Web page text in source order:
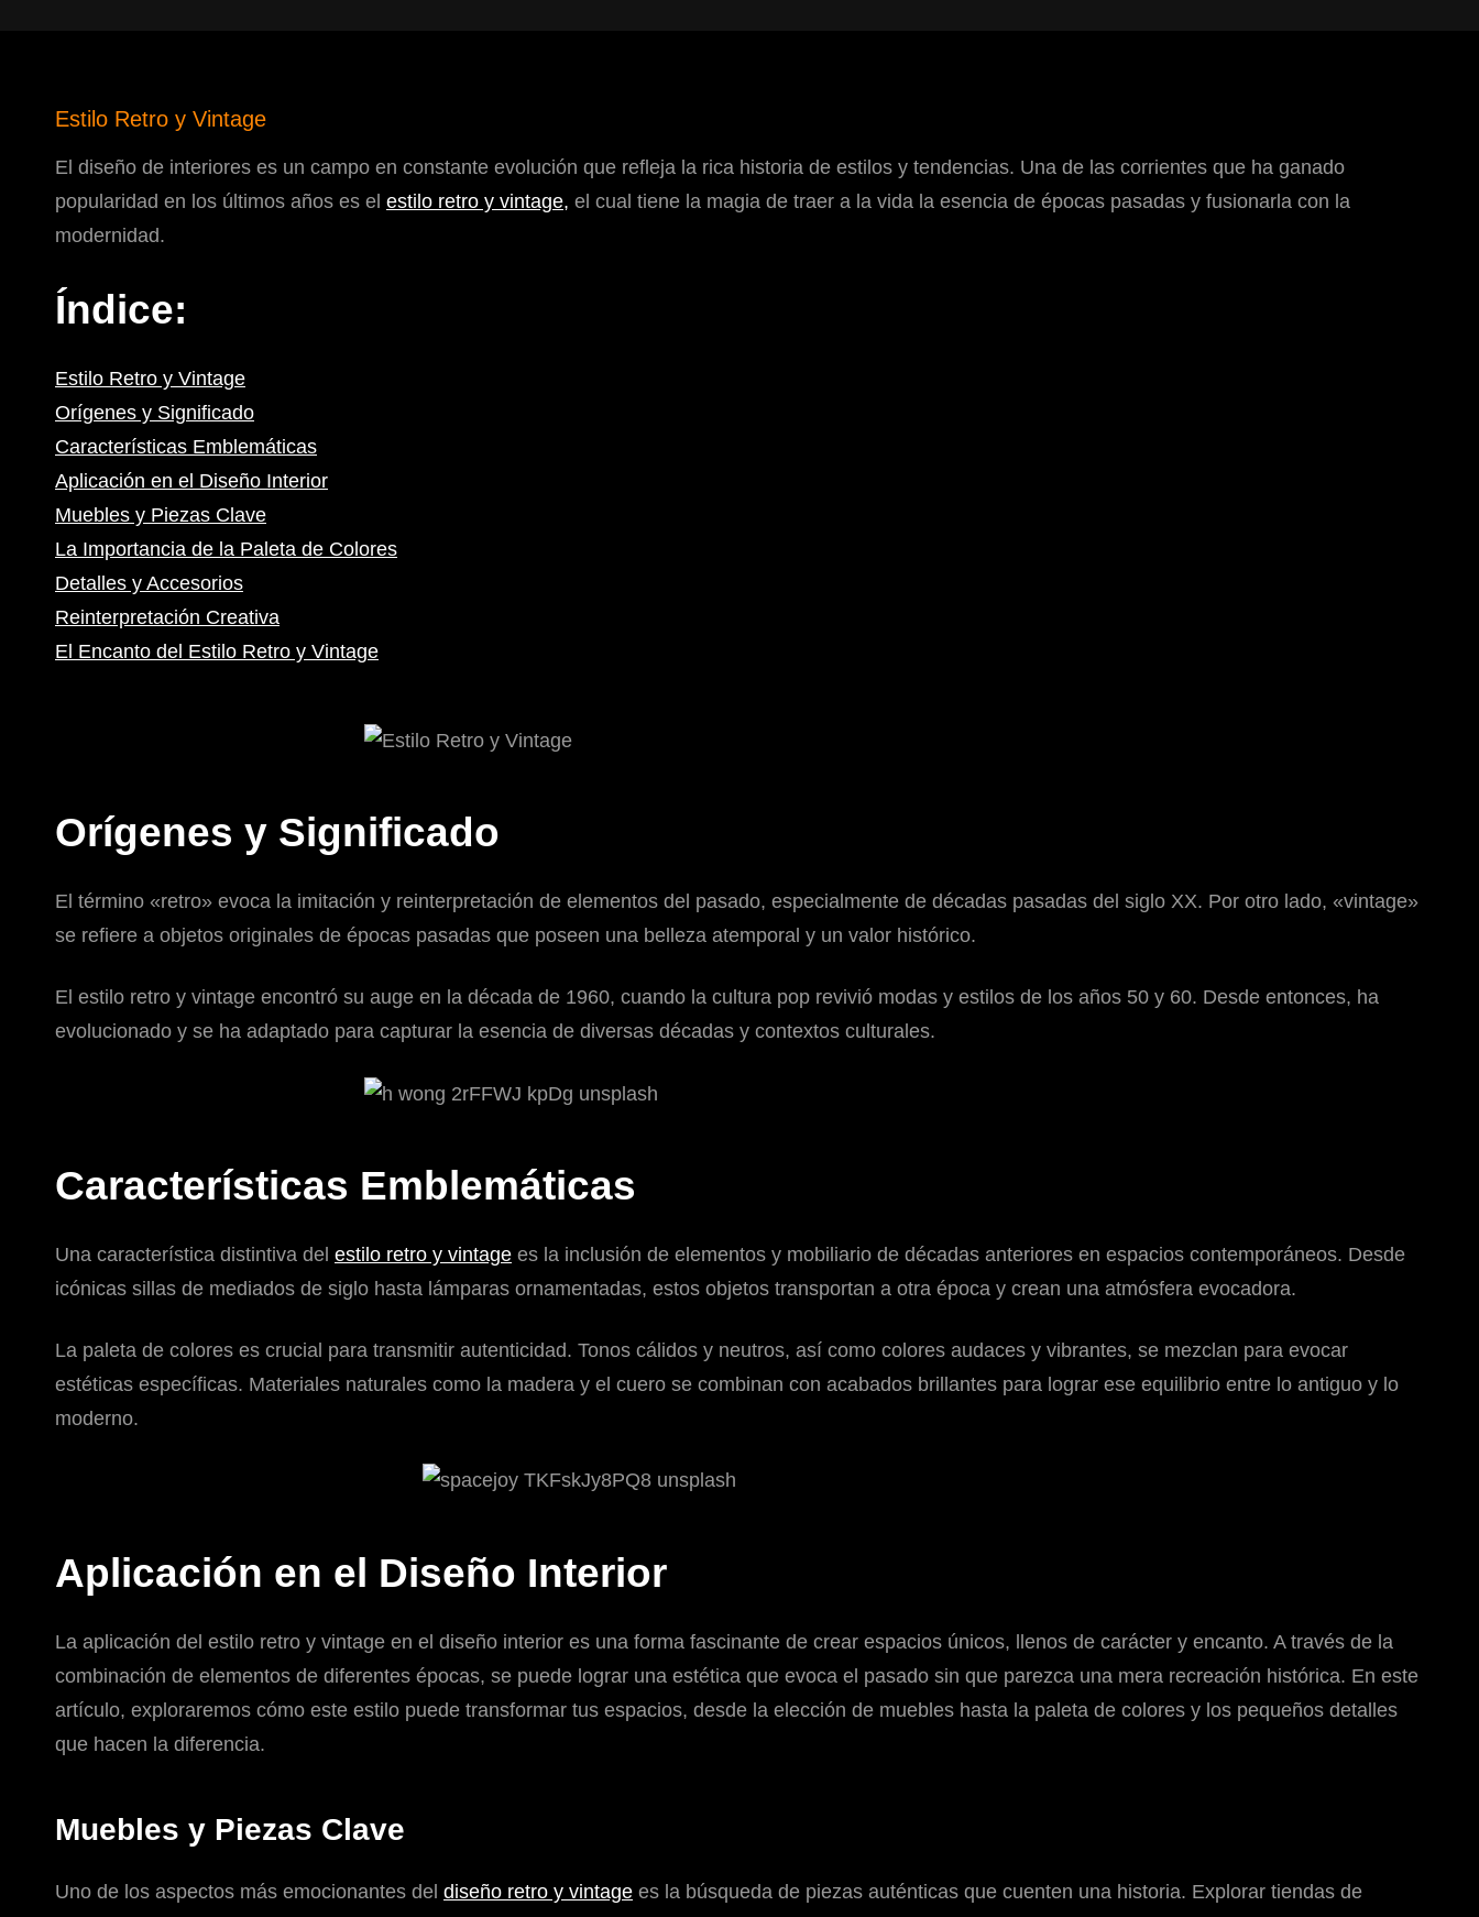
Estilo Retro y Vintage
El diseño de interiores es un campo en constante evolución que refleja la rica historia de estilos y tendencias. Una de las corrientes que ha ganado
popularidad en los últimos años es el estilo retro y vintage, el cual tiene la magia de traer a la vida la esencia de épocas pasadas y fusionarla con la
modernidad.
Índice:
Estilo Retro y Vintage
Orígenes y Significado
Características Emblemáticas
Aplicación en el Diseño Interior
Muebles y Piezas Clave
La Importancia de la Paleta de Colores
Detalles y Accesorios
Reinterpretación Creativa
El Encanto del Estilo Retro y Vintage
Orígenes y Significado
El término «retro» evoca la imitación y reinterpretación de elementos del pasado, especialmente de décadas pasadas del siglo XX. Por otro lado, «vintage»
se refiere a objetos originales de épocas pasadas que poseen una belleza atemporal y un valor histórico.
El estilo retro y vintage encontró su auge en la década de 1960, cuando la cultura pop revivió modas y estilos de los años 50 y 60. Desde entonces, ha
evolucionado y se ha adaptado para capturar la esencia de diversas décadas y contextos culturales.
Características Emblemáticas
Una característica distintiva del estilo retro y vintage es la inclusión de elementos y mobiliario de décadas anteriores en espacios contemporáneos. Desde
icónicas sillas de mediados de siglo hasta lámparas ornamentadas, estos objetos transportan a otra época y crean una atmósfera evocadora.
La paleta de colores es crucial para transmitir autenticidad. Tonos cálidos y neutros, así como colores audaces y vibrantes, se mezclan para evocar
estéticas específicas. Materiales naturales como la madera y el cuero se combinan con acabados brillantes para lograr ese equilibrio entre lo antiguo y lo
moderno.
Aplicación en el Diseño Interior
La aplicación del estilo retro y vintage en el diseño interior es una forma fascinante de crear espacios únicos, llenos de carácter y encanto. A través de la
combinación de elementos de diferentes épocas, se puede lograr una estética que evoca el pasado sin que parezca una mera recreación histórica. En este
artículo, exploraremos cómo este estilo puede transformar tus espacios, desde la elección de muebles hasta la paleta de colores y los pequeños detalles
que hacen la diferencia.
Muebles y Piezas Clave
Uno de los aspectos más emocionantes del diseño retro y vintage es la búsqueda de piezas auténticas que cuenten una historia. Explorar tiendas de